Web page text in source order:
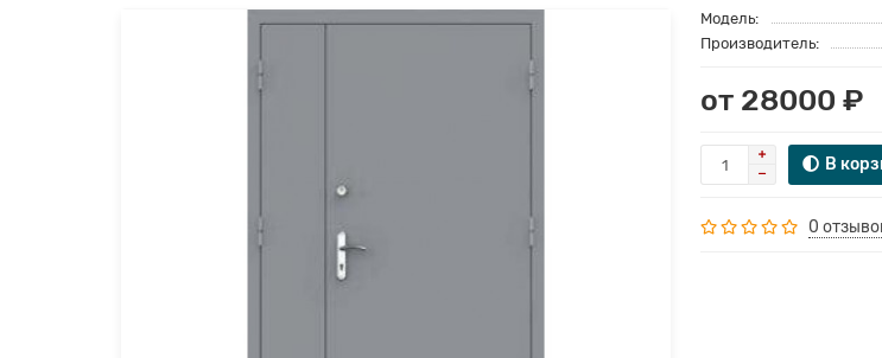
Модель:
Производитель:
от 28000 ₽
В
0